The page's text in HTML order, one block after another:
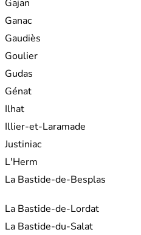
Gajan
Ganac
Gaudiès
Goulier
Gudas
Génat
Ilhat
Illier-et-Laramade
Justiniac
L'Herm
La Bastide-de-Besplas
La Bastide-de-Lordat
La Bastide-du-Salat